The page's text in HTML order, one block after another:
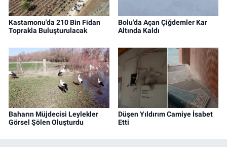
Kastamonu'da 210 Bin Fidan
Toprakla Buluşturulacak
Bolu'da Açan Çiğdemler Kar
Altında Kaldı
Baharın Müjdecisi Leylekler
Görsel Şölen Oluşturdu
Düşen Yıldırım Camiye İsabet
Etti